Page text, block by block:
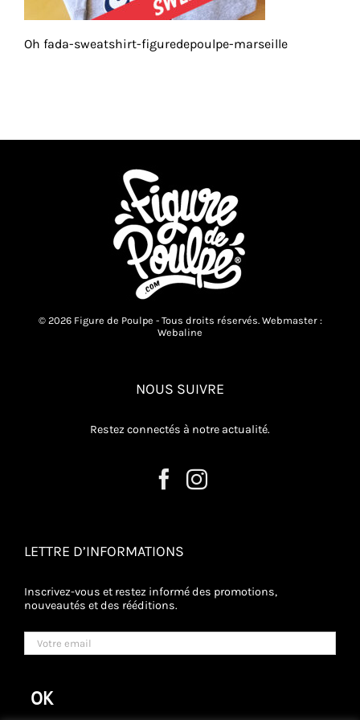
Oh fada-sweatshirt-figuredepoulpe-marseille
© 2026 Figure de Poulpe - Tous droits réservés. Webmaster :
Webaline
NOUS SUIVRE
Restez connectés à notre actualité.
LETTRE D’INFORMATIONS
Inscrivez-vous et restez informé des promotions,
nouveautés et des rééditions.